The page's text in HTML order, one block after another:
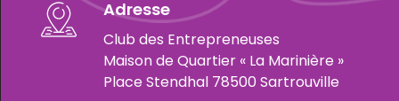
Adresse
Club des Entrepreneuses
Maison de Quartier « La Marinière »
Place Stendhal 78500 Sartrouville